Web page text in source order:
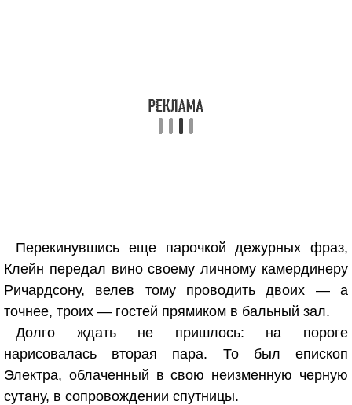
Перекинувшись еще парочкой дежурных фраз,
Клейн передал вино своему личному камердинеру
Ричардсону, велев тому проводить двоих — а
точнее, троих — гостей прямиком в бальный зал.
Долго ждать не пришлось: на пороге
нарисовалась вторая пара. То был епископ
Электра, облаченный в свою неизменную черную
сутану, в сопровождении спутницы.